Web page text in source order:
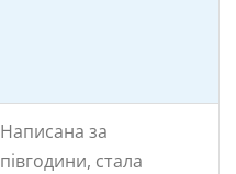
Написана за
півгодини, стала